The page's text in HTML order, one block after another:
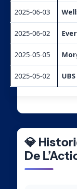
2025-06-03
2025-06-02
2025-05-05
2025-05-02 UBS
💎
De